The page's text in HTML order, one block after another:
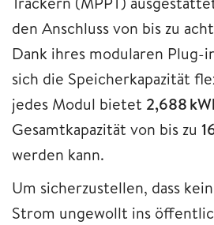
den Anschluss von bis zu
Dank ihres modularen Plug-
sich die Speicherkapazität
jedes Modul bietet 2,688
Gesamtkapazität von bis zu
werden kann.
Um sicherzustellen, dass
Strom ungewollt ins